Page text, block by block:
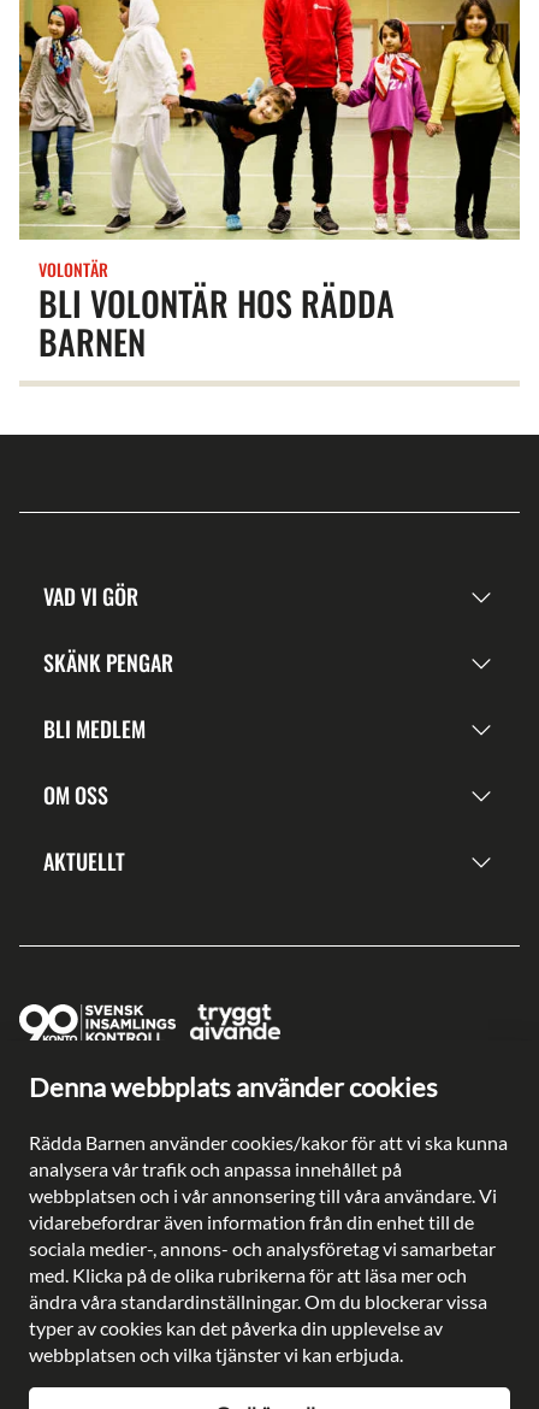
Denna webbplats använder cookies
Rädda Barnen använder cookies/kakor för att vi ska kunna
analysera vår trafik och anpassa innehållet på
webbplatsen och i vår annonsering till våra användare. Vi
vidarebefordrar även information från din enhet till de
sociala medier-, annons- och analysföretag vi samarbetar
med. Klicka på de olika rubrikerna för att läsa mer och
ändra våra standardinställningar. Om du blockerar vissa
typer av cookies kan det påverka din upplevelse av
webbplatsen och vilka tjänster vi kan erbjuda.
BLI VOLONTÄR HOS RÄDDA
BARNEN
VOLONTÄR
VAD VI GÖR
SKÄNK PENGAR
BLI MEDLEM
OM OSS
AKTUELLT
Ge en gåva direkt
Plusgiro: 90 2003-3
Bankgiro: 902-0033
Säkra betalningar med
Besöksadress: Gustavslundsvägen 141, Bromma
Postadress: Rädda Barnen, 107 88 Stockholm
Telefon:08-698 90 00